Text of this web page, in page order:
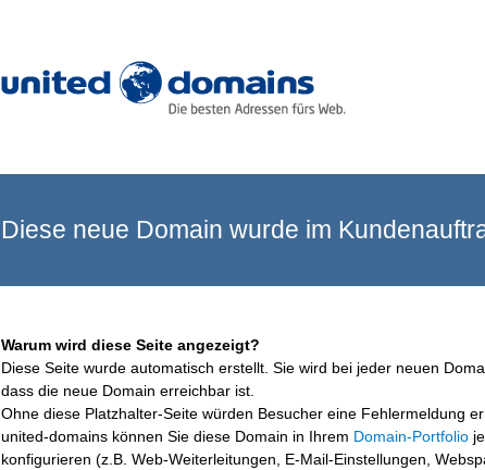
Diese neue Domain wurde im
Warum wird diese Seite angezeigt?
Diese Seite wurde automatisch erstellt. Sie wird bei jeder neuen
dass die neue Domain erreichbar ist.
Ohne diese Platzhalter-Seite würden Besucher eine Fehlermeldung
united-domains können Sie diese Domain in Ihrem Domain-Portfolio
konfigurieren (z.B. Web-Weiterleitungen, E-Mail-Einstellungen,